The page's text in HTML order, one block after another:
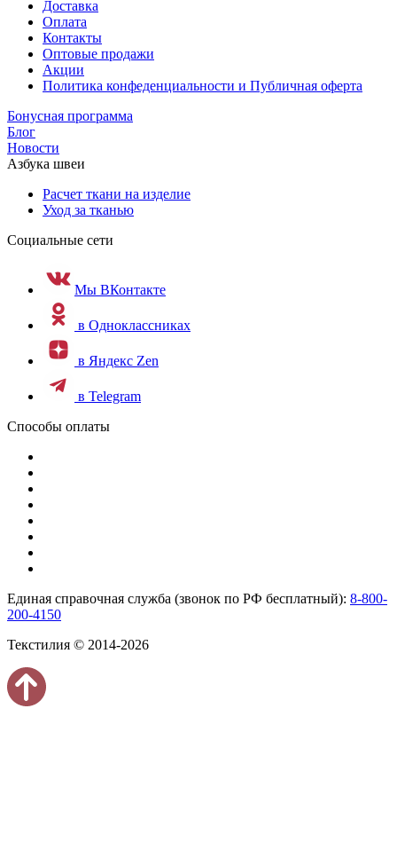
Доставка
Оплата
Контакты
Оптовые продажи
Акции
Политика конфеденциальности и Публичная оферта
Бонусная программа
Блог
Новости
Азбука швеи
Расчет ткани на изделие
Уход за тканью
Социальные сети
Мы ВКонтакте
в Одноклассниках
в Яндекс Zen
в Telegram
Способы оплаты
Единая справочная служба (звонок по РФ бесплатный): 8-800-
200-4150
Текстилия © 2014-2026